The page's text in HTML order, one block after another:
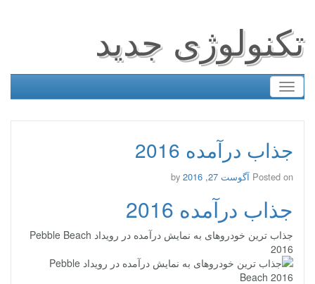
تکنولوژی جدید
Toggle
navigation
جذاب‌ درآمده 2016
Posted on آگوست 27, 2016
جذاب‌ درآمده 2016
جذاب‌ ترین خودروهای به نمایش درآمده در رویداد Pebble Beach
2016